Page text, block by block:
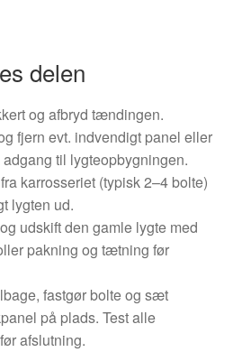
delen
og afbryd tændingen.
fjern evt. indvendigt panel eller
til lygteopbygningen.
karrosseriet (typisk 2–4 bolte)
lygten ud.
udskift den gamle lygte med
pakning og tætning før
fastgør bolte og sæt
på plads. Test alle
afslutning.